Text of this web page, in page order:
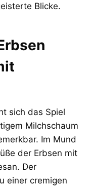
Blicke.
sich das Spiel
Milchschaum
Im Mund
der Erbsen mit
Der
einer cremigen